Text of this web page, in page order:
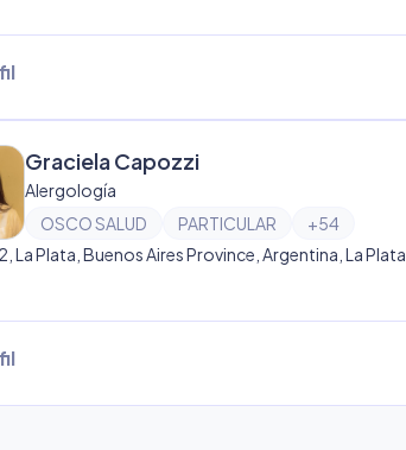
Graciela Capozzi
Alergología
OSCO SALUD
PARTICULAR +54
La Plata, Buenos Aires Province, Argentina, La Plata